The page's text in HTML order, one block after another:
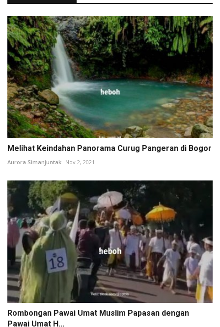
Melihat Keindahan Panorama Curug Pangeran di Bogor
Aurora Simanjuntak Nov 2, 2021
Rombongan Pawai Umat Muslim Papasan dengan
Pawai Umat H...